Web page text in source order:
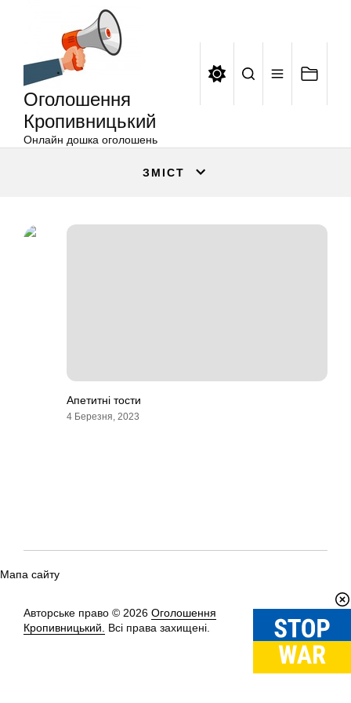
Оголошення
Кропивницький
Онлайн дошка оголошень
ЗМІСТ
Апетитні тости
4 Березня, 2023
Мапа сайту
Авторське право © 2026 Оголошення
Кропивницький.
Всі права захищені.
Вгору↑